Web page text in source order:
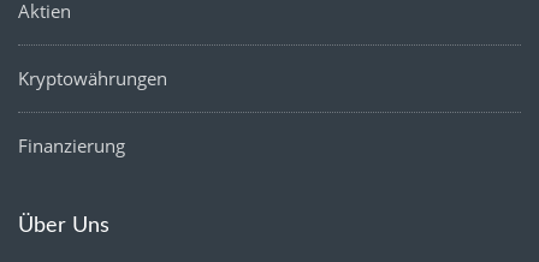
Aktien
Kryptowährungen
Finanzierung
Über Uns